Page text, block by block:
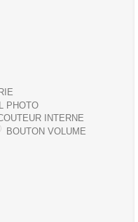
PHOTO
INTERNE
BOUTON VOLUME